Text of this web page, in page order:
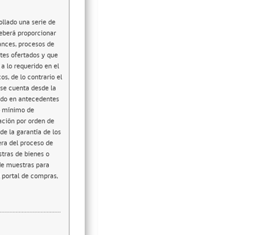
una serie de
proporcionar
procesos de
ofertados y que
a lo requerido en el
de lo contrario el
cuenta desde la
en antecedentes
mínimo de
por orden de
la garantía de los
del proceso de
de bienes o
muestras para
de compras,